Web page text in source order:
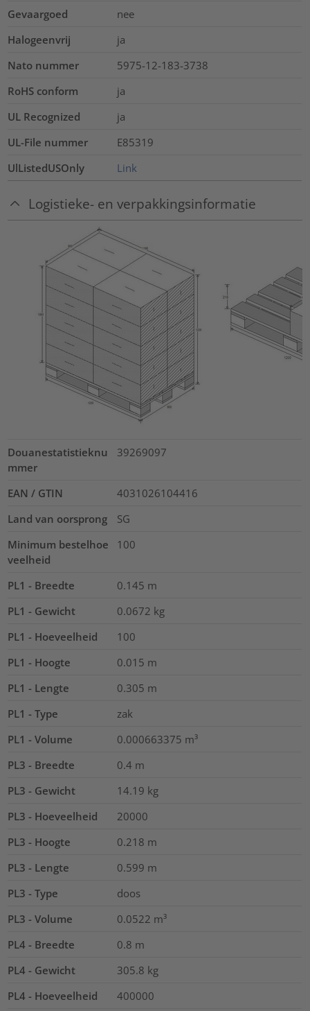
Gevaargoed
nee
Halogeenvrij
ja
Nato nummer
5975-12-183-3738
RoHS conform
ja
UL Recognized
ja
UL-File nummer
E85319
UlListedUSOnly
Link
Logistieke- en verpakkingsinformatie
Douanestatistieknu
mmer
39269097
EAN / GTIN
4031026104416
Land van oorsprong
SG
Minimum bestelhoe
veelheid
100
PL1 - Breedte 0.145 m
PL1 - Gewicht
0.0672 kg
PL1 - Hoeveelheid
100
PL1 - Hoogte
0.015 m
PL1 - Lengte
0.305 m
PL1 - Type
zak
PL1 - Volume
0.000663375 m³
PL3 - Breedte
0.4 m
PL3 - Gewicht
14.19 kg
PL3 - Hoeveelheid
20000
PL3 - Hoogte
0.218 m
PL3 - Lengte
0.599 m
PL3 - Type
doos
PL3 - Volume
0.0522 m³
PL4 - Breedte
0.8 m
PL4 - Gewicht
305.8 kg
PL4 - Hoeveelheid
400000